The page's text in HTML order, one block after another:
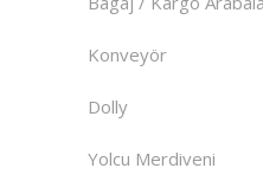
Konveyör
Dolly
Yolcu Merdiveni